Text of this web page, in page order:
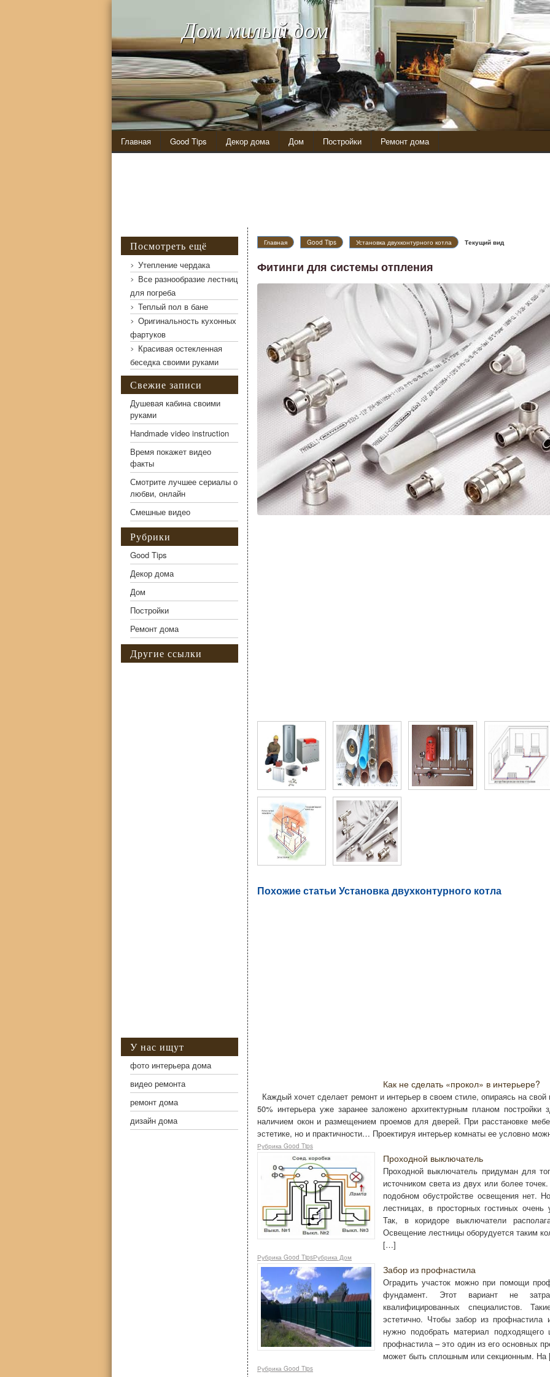
Дом милый дом
Главная Good Tips Декор дома Дом Постройки Ремонт дома
Главная Good Tips Установка двухконтурного котла Текущий вид
Фитинги для системы отпления
Фитинги для системы отпления
Похожие статьи Установка двухконтурного котла
Как не сделать «прокол» в интерьере?
Каждый хочет сделает ремонт и интерьер в своем стиле, опираясь на
50% интерьера уже заранее заложено архитектурным планом постройки
наличием окон и размещением проемов для дверей. При расстановке
эстетике, но и практичности… Проектируя интерьер комнаты ее условно
Рубрика Good Tips
Проходной выключатель
Проходной выключатель придуман для
источником света из двух или более
подобном обустройстве освещения нет.
лестницах, в просторных гостиных
Так, в коридоре выключатели
Освещение лестницы оборудуется таким
[…]
Рубрика Good TipsРубрика Дом
Забор из профнастила
Оградить участок можно при помощи
фундамент. Этот вариант не
квалифицированных специалистов.
эстетично. Чтобы забор из
нужно подобрать материал подходящего
профнастила – это один из его основных
может быть сплошным или секционным.
Рубрика Good Tips
Посмотреть ещё
Утепление чердака
Все разнообразие лестниц
для погреба
Теплый пол в бане
Оригинальность кухонных
фартуков
Красивая остекленная
беседка своими руками
Свежие записи
Душевая кабина своими
руками
Handmade video instruction
Время покажет видео
факты
Смотрите лучшее сериалы о
любви, онлайн
Смешные видео
Рубрики
Good Tips
Декор дома
Дом
Постройки
Ремонт дома
Другие ссылки
У нас ищут
фото интерьера дома
видео ремонта
ремонт дома
дизайн дома